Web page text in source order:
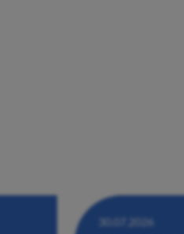
30.07.2026